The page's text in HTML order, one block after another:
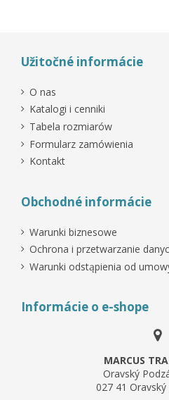
Užitočné informácie
O nas
Katalogi i cenniki
Tabela rozmiarów
Formularz zamówienia
Kontakt
Obchodné informácie
Warunki biznesowe
Ochrona i przetwarzanie
Warunki odstąpienia od
Informácie o e-shope
MARCUS
Oravský
027 41